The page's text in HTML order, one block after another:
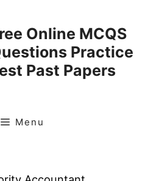
Online MCQS
Practice
Past Papers
Menu